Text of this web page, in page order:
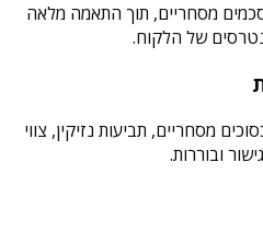
מסחריים, תוך התאמה מלאה
של הלקוח.
מסחריים, תביעות נזיקין, צווי
ובוררות.